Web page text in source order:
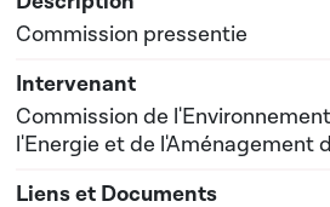
Commission pressentie
Commission de
l'Energie et de l'Aménagement